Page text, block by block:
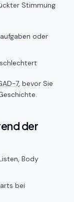
Stimmung
oder
7, bevor Sie
der
Body
bei